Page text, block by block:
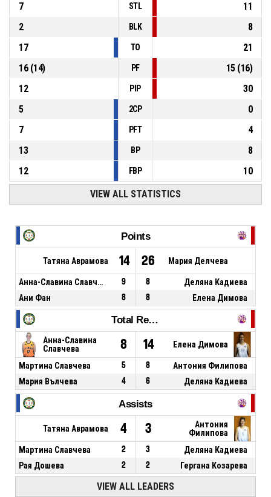
7
STL
11
2
BLK
8
17
TO
21
16(14) PF 15(16)
12
PIP
30
5
2CP
0
7
PFT
4
13
BP
8
12
FBP 10
VIEW ALL STATISTICS
Points
Татяна Аврамова 14 26 Мария Делчева
Анна-Славина Славчева 9 8
Деляна Кадиева
Ани Фан
8 8 Елена Димова
Total Rebounds
Анна-Славина
Славчева
8 14 Елена Димова
Мартина Славчева 5 8
Антония Филипова
Мария Вълчева
4 6 Деляна Кадиева
Assists
Татяна Аврамова 4 3
Антония
Филипова
Мартина Славчева
2 3
Деляна Кадиева
Рая Дошева
2 2 Гергана Козарева
VIEW ALL LEADERS